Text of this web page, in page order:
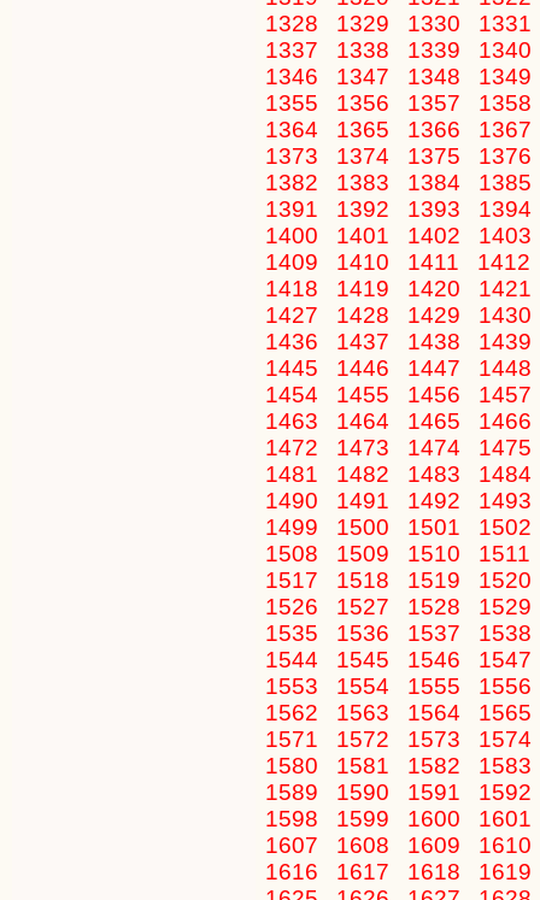
1328
1329 1330
1331
1337
1338 1339
1340
1346
1347 1348
1349
1355
1356 1357
1358
1364
1365 1366
1367
1373
1374 1375
1376
1382
1383 1384
1385
1391
1392 1393
1394
1400
1401 1402
1403
1409
1410 1411
1412
1418
1419 1420
1421
1427
1428 1429
1430
1436
1437 1438
1439
1445
1446 1447
1448
1454
1455 1456
1457
1463
1464 1465
1466
1472
1473 1474
1475
1481
1482 1483
1484
1490
1491 1492
1493
1499
1500 1501
1502
1508
1509 1510
1511
1517
1518 1519
1520
1526
1527 1528
1529
1535
1536 1537
1538
1544
1545 1546
1547
1553
1554 1555
1556
1562
1563 1564
1565
1571
1572 1573
1574
1580
1581 1582
1583
1589
1590 1591
1592
1598
1599 1600
1601
1607
1608 1609
1610
1616
1617 1618
1619